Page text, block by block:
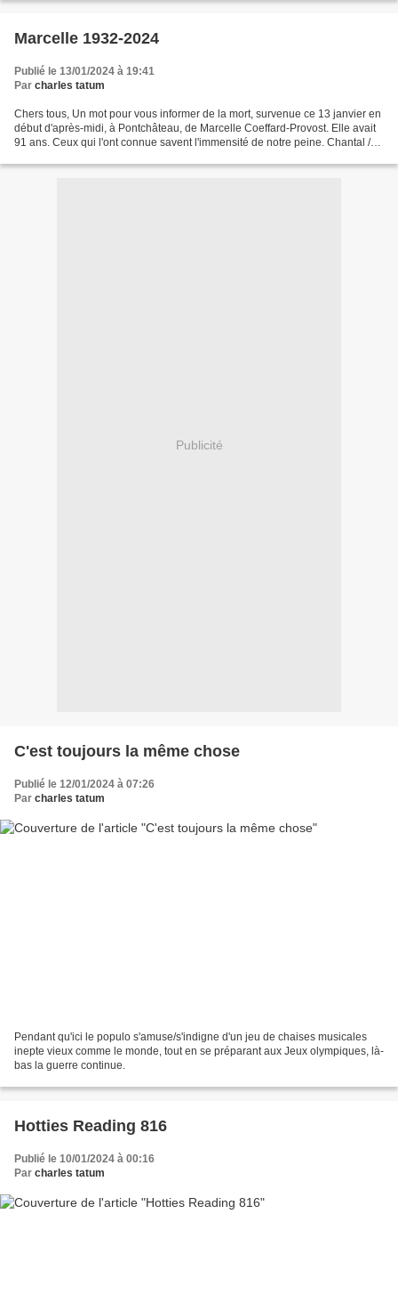
Marcelle 1932-2024
Publié le 13/01/2024 à 19:41
Par charles tatum
Chers tous, Un mot pour vous informer de la mort, survenue ce 13 janvier en
début d'après-midi, à Pontchâteau, de Marcelle Coeffard-Provost. Elle avait
91 ans. Ceux qui l'ont connue savent l'immensité de notre peine. Chantal /
Publicité
C'est toujours la même chose
Publié le 12/01/2024 à 07:26
Par charles tatum
Pendant qu'ici le populo s'amuse/s'indigne d'un jeu de chaises musicales
inepte vieux comme le monde, tout en se préparant aux Jeux olympiques, là-
bas la guerre continue.
Hotties Reading 816
Publié le 10/01/2024 à 00:16
Par charles tatum